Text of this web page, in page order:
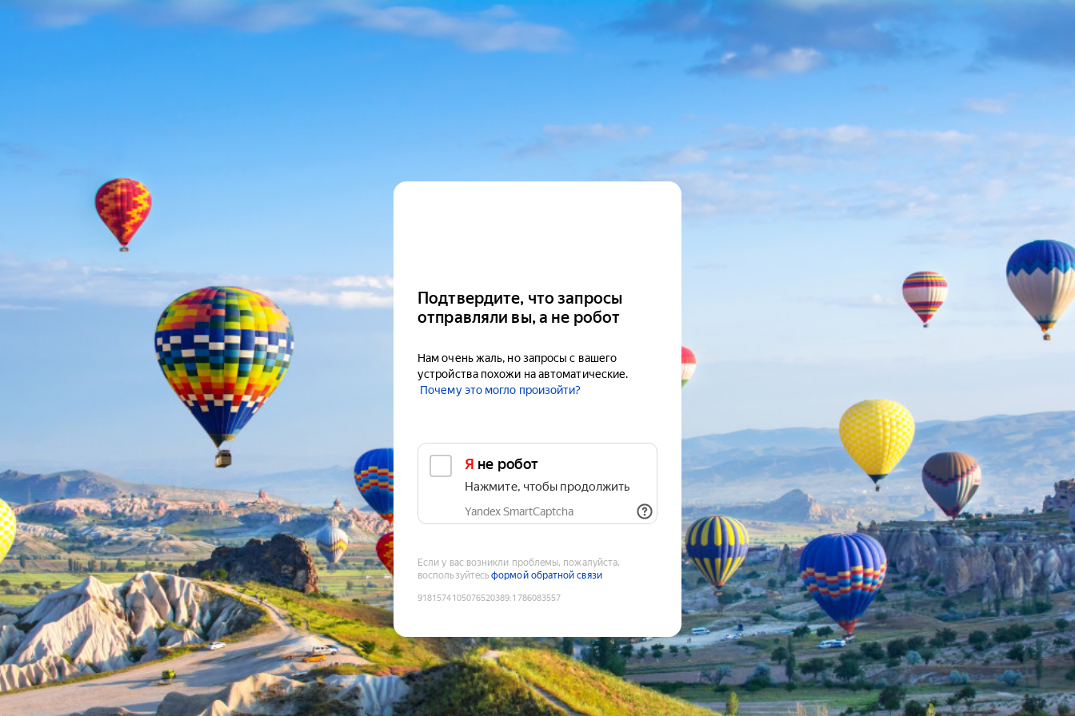
Подтвердите, что запросы
отправляли вы, а не робот
Нам очень жаль, но запросы с вашего
устройства похожи на автоматические.
Почему это могло произойти?
Я не робот
Нажмите, чтобы продолжить
Yandex SmartCaptcha
Если у вас возникли проблемы, пожалуйста,
воспользуйтесьформой обратной связи
9181574105076520389:1786083557